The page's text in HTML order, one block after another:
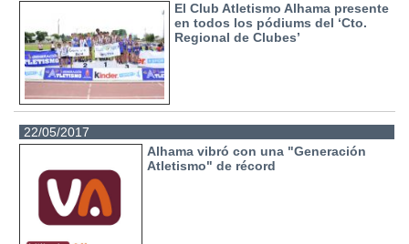
El Club Atletismo Alhama presente
en todos los pódiums del ‘Cto.
Regional de Clubes’
22/05/2017
Alhama vibró con una "Generación
Atletismo" de récord